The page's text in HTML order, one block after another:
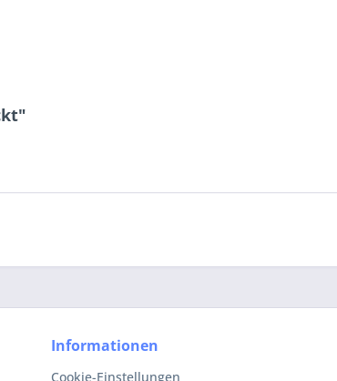
Informationen
Cookie-Einstellungen